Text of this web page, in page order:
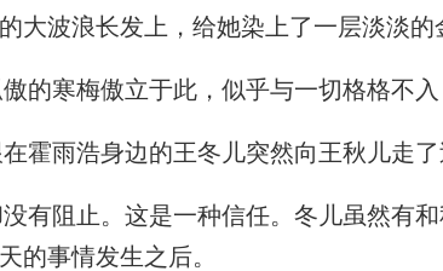
大波浪长发上，给她染上了一层淡淡的
的寒梅傲立于此，似乎与一切格格不入
霍雨浩身边的王冬儿突然向王秋儿走了
有阻止。这是一种信任。冬儿虽然有
的事情发生之后。